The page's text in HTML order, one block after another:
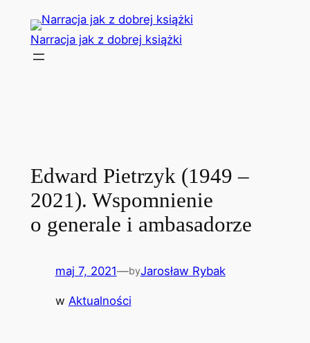
Przejdź
treści
Narracja jak z dobrej książki
Edward Pietrzyk (1949 –
2021). Wspomnienie
o generale i ambasadorze
maj 7, 2021—byJarosław Rybak
w Aktualności